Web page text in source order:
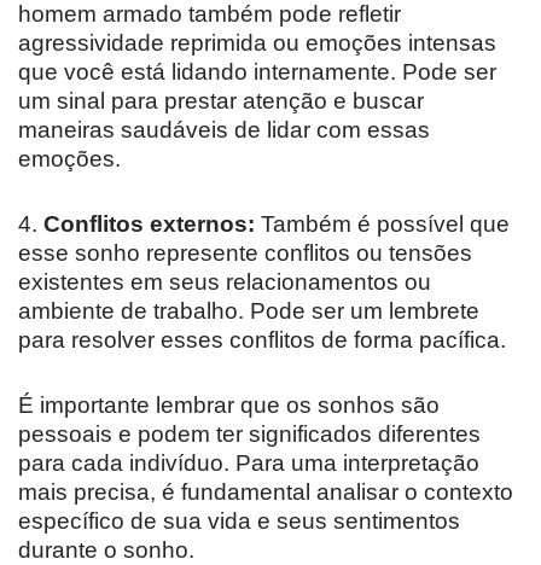
homem armado também pode refletir
agressividade reprimida ou emoções intensas
que você está lidando internamente. Pode ser
um sinal para prestar atenção e buscar
maneiras saudáveis de lidar com essas
emoções.
4. Conflitos externos: Também é possível que
esse sonho represente conflitos ou tensões
existentes em seus relacionamentos ou
ambiente de trabalho. Pode ser um lembrete
para resolver esses conflitos de forma pacífica.
É importante lembrar que os sonhos são
pessoais e podem ter significados diferentes
para cada indivíduo. Para uma interpretação
mais precisa, é fundamental analisar o contexto
específico de sua vida e seus sentimentos
durante o sonho.